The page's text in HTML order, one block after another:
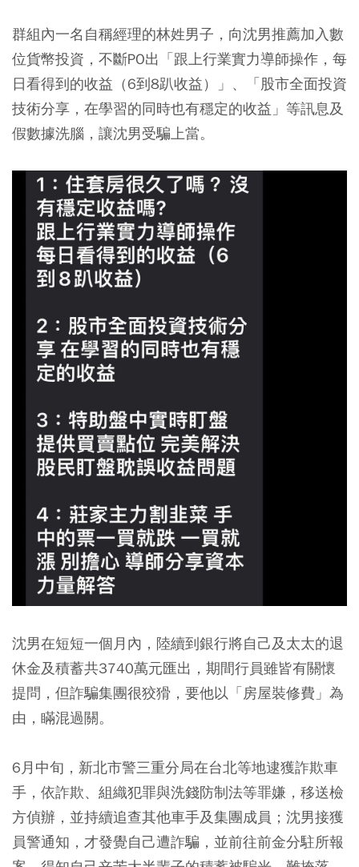
群組內一名自稱經理的林姓男子，向沈男推薦加入數
位貨幣投資，不斷PO出「跟上行業實力導師操作，每
日看得到的收益（6到8趴收益）」、「股市全面投資
技術分享，在學習的同時也有穩定的收益」等訊息及
假數據洗腦，讓沈男受騙上當。
沈男在短短一個月內，陸續到銀行將自己及太太的退
休金及積蓄共3740萬元匯出，期間行員雖皆有關懷
提問，但詐騙集團很狡猾，要他以「房屋裝修費」為
由，瞞混過關。
6月中旬，新北市警三重分局在台北等地逮獲詐欺車
手，依詐欺、組織犯罪與洗錢防制法等罪嫌，移送檢
方偵辦，並持續追查其他車手及集團成員；沈男接獲
員警通知，才發覺自己遭詐騙，並前往前金分駐所報